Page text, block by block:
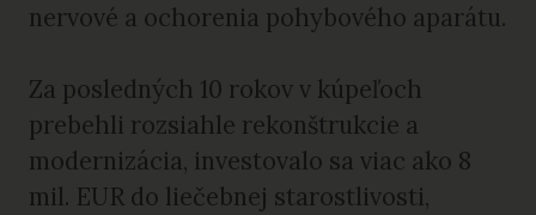
nervové a ochorenia pohybového aparátu.
Za posledných 10 rokov v kúpeľoch
prebehli rozsiahle rekonštrukcie a
modernizácia, investovalo sa viac ako 8
mil. EUR do liečebnej starostlivosti,